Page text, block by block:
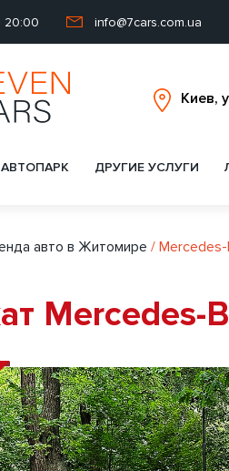
20:00 info@7cars.com.ua
АВТОПАРК ДРУГИЕ УСЛУГИ
авто в Житомире /
Mercedes-